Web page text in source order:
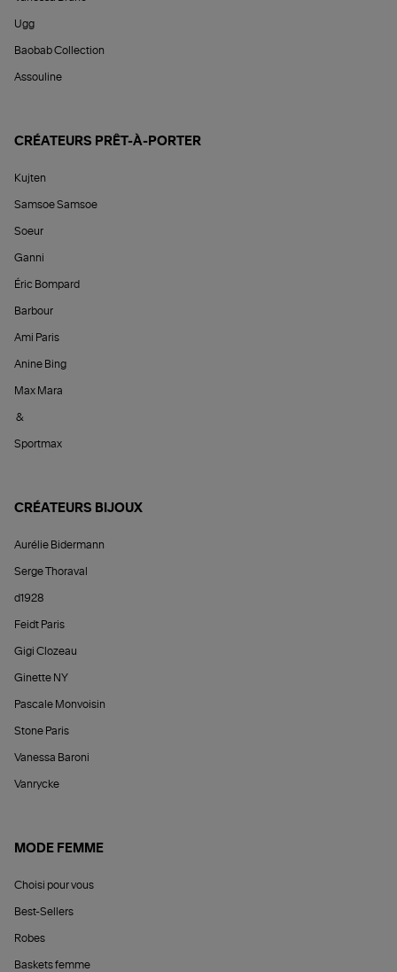
Ugg
Baobab Collection
Assouline
CRÉATEURS PRÊT-À-PORTER
Kujten
Samsoe Samsoe
Soeur
Ganni
Éric Bompard
Barbour
Ami Paris
Anine Bing
Max Mara
&
Sportmax
CRÉATEURS BIJOUX
Aurélie Bidermann
Serge Thoraval
d1928
Feidt Paris
Gigi Clozeau
Ginette NY
Pascale Monvoisin
Stone Paris
Vanessa Baroni
Vanrycke
MODE FEMME
Choisi pour vous
Best-Sellers
Robes
Baskets femme